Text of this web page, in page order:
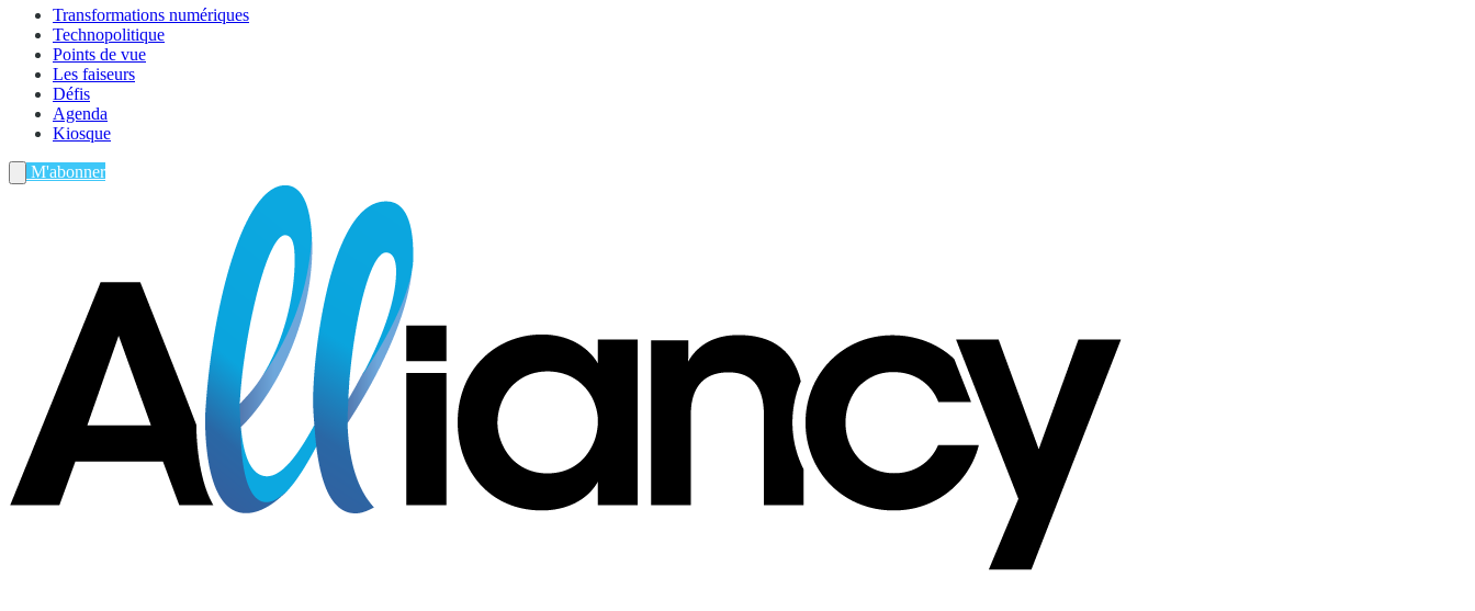
Transformations numériques
Technopolitique
Points de vue
Les faiseurs
Défis
Agenda
Kiosque
M'abonner